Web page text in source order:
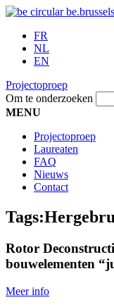
FR
NL
EN
Projectoproep
Om te onderzoeken
MENU
Projectoproep
Laureaten
FAQ
Nieuws
Contact
Tags:
Rotor
bouwelementen
Meer info